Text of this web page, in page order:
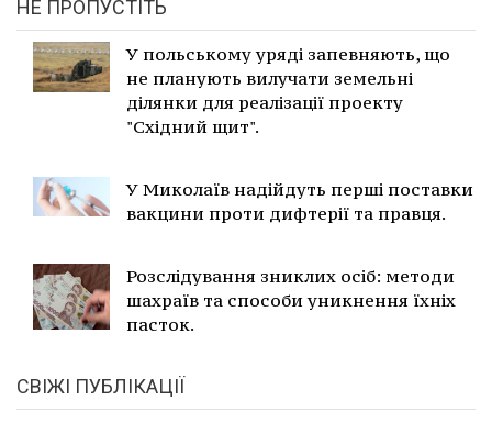
НЕ ПРОПУСТІТЬ
У польському уряді запевняють, що
не планують вилучати земельні
ділянки для реалізації проекту
"Східний щит".
У Миколаїв надійдуть перші поставки
вакцини проти дифтерії та правця.
Розслідування зниклих осіб: методи
шахраїв та способи уникнення їхніх
пасток.
СВІЖІ ПУБЛІКАЦІЇ